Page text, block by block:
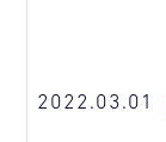
2022.03.01